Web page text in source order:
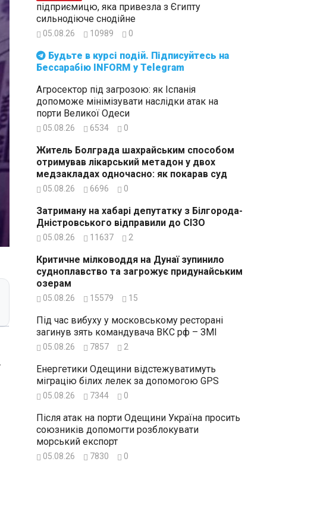
Бессарабію INFORM у Telegram
підприємицю, яка привезла з Єгипту
сильнодіюче снодійне
05.08.26 10989 0
Агросектор під загрозою: як Іспанія
допоможе мінімізувати наслідки атак на
порти Великої Одеси
05.08.26 6534 0
Житель Болграда шахрайським способом
отримував лікарський метадон у двох
медзакладах одночасно: як покарав суд
05.08.26 6696 0
Затриману на хабарі депутатку з Білгорода-
Дністровського відправили до СІЗО
05.08.26 11637 2
Критичне мілководдя на Дунаї зупинило
судноплавство та загрожує придунайським
озерам
05.08.26 15579 15
Під час вибуху у московському ресторані
загинув зять командувача ВКС рф – ЗМІ
05.08.26 7857 2
Енергетики Одещини відстежуватимуть
міграцію білих лелек за допомогою GPS
05.08.26 7344 0
Після атак на порти Одещини Україна просить
союзників допомогти розблокувати
морський експорт
05.08.26 7830 0